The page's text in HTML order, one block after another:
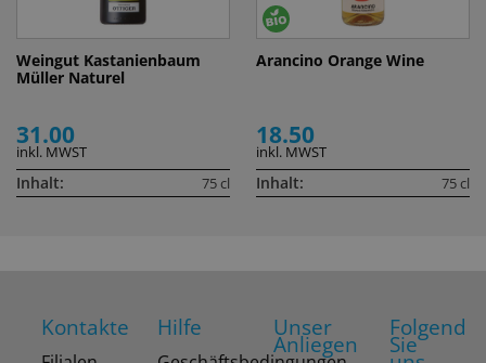
Weingut Kastanienbaum
Müller Naturel
31.00
inkl. MWST
Inhalt: 75 cl
Arancino Orange Wine
18.50
inkl. MWST
Inhalt: 75 cl
Kontakte Hilfe Unser
Anliegen
Folgend
Sie